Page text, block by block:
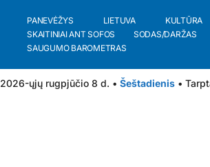
PANEVĖŽYS LIETUVA KULTŪRA
SKAITINIAI ANT SOFOS
SODAS/DARŽAS
SAUGUMO BAROMETRAS
2026-ųjų rugpjūčio 8 d. • Šeštadienis •